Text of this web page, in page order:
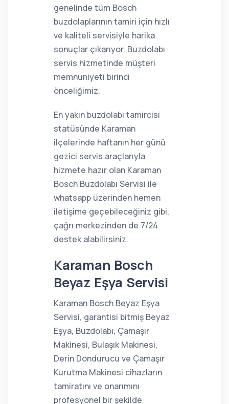
genelinde tüm Bosch
buzdolaplarının tamiri için hızlı
ve kaliteli servisiyle harika
sonuçlar çıkarıyor. Buzdolabı
servis hizmetinde müşteri
memnuniyeti birinci
önceliğimiz.
En yakın buzdolabı tamircisi
statüsünde Karaman
ilçelerinde haftanın her günü
gezici servis araçlarıyla
hizmete hazır olan Karaman
Bosch Buzdolabı Servisi ile
whatsapp üzerinden hemen
iletişime geçebileceğiniz gibi,
çağrı merkezinden de 7/24
destek alabilirsiniz.
Karaman Bosch
Beyaz Eşya Servisi
Karaman Bosch Beyaz Eşya
Servisi, garantisi bitmiş Beyaz
Eşya, Buzdolabı, Çamaşır
Makinesi, Bulaşık Makinesi,
Derin Dondurucu ve Çamaşır
Kurutma Makinesi cihazların
tamiratını ve onarımını
profesyonel bir şekilde